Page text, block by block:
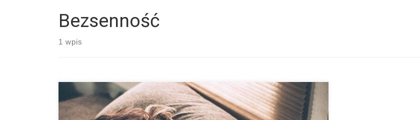
Bezsenność
1 wpis